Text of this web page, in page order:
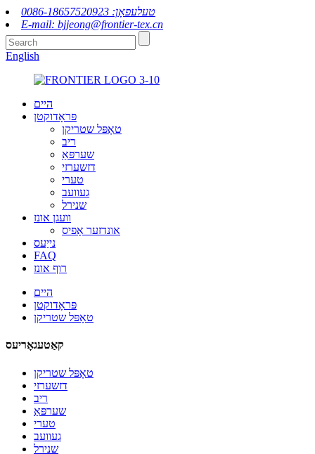
טעלעפאָן: 0086-18657520923
E-mail: bjjeong@frontier-tex.cn
English
היים
פּראָדוקטן
טאָפּל שטריקן
ריב
שערפּאַ
דזשערזי
טערי
געוועב
שנירל
וועגן אונז
אונדזער אָפיס
נייַעס
FAQ
רוף אונז
היים
פּראָדוקטן
טאָפּל שטריקן
קאַטעגאָריעס
טאָפּל שטריקן
דזשערזי
ריב
שערפּאַ
טערי
געוועב
שנירל